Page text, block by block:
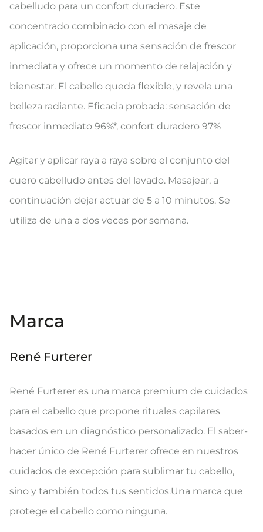
cabelludo para un confort duradero. Este
concentrado combinado con el masaje de
aplicación, proporciona una sensación de frescor
inmediata y ofrece un momento de relajación y
bienestar. El cabello queda flexible, y revela una
belleza radiante. Eficacia probada: sensación de
frescor inmediato 96%*, confort duradero 97%
Agitar y aplicar raya a raya sobre el conjunto del
cuero cabelludo antes del lavado. Masajear, a
continuación dejar actuar de 5 a 10 minutos. Se
utiliza de una a dos veces por semana.
Marca
René Furterer
René Furterer es una marca premium de cuidados
para el cabello que propone rituales capilares
basados en un diagnóstico personalizado. El saber-
hacer único de René Furterer ofrece en nuestros
cuidados de excepción para sublimar tu cabello,
sino y también todos tus sentidos.Una marca que
protege el cabello como ninguna.